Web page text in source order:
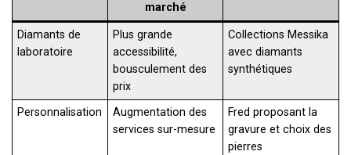
marché
Diamants de
laboratoire
Plus grande
accessibilité,
bousculement des
prix
Collections Messika
avec diamants
synthétiques
Personnalisation
Augmentation des
services sur-mesure
Fred proposant la
gravure et choix des
pierres